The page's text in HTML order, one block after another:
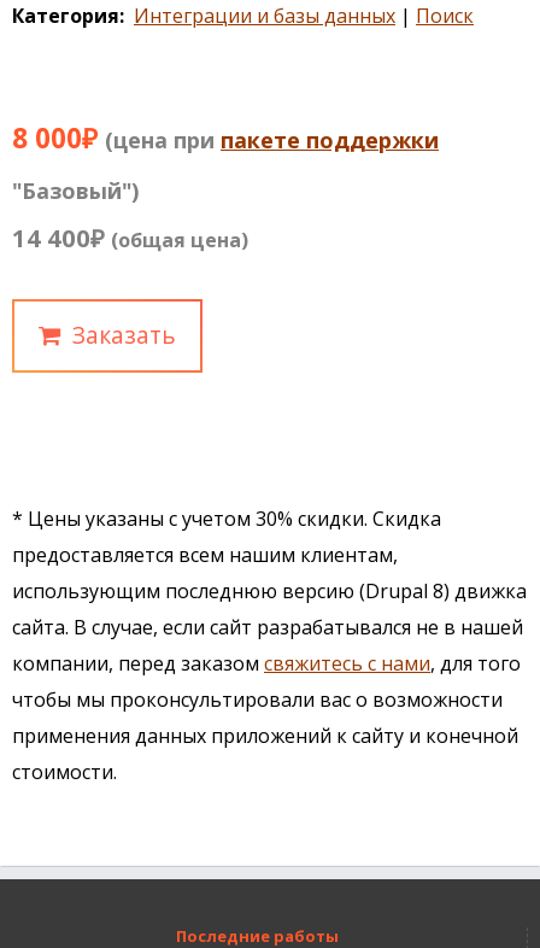
Категория Интеграции и базы данных Поиск
8 000₽ (цена при пакете поддержки
"Базовый")
14 400₽ (общая цена)
Заказать
* Цены указаны с учетом 30% скидки. Скидка
предоставляется всем нашим клиентам,
использующим последнюю версию (Drupal 8) движка
сайта. В случае, если сайт разрабатывался не в нашей
компании, перед заказом свяжитесь с нами, для того
чтобы мы проконсультировали вас о возможности
применения данных приложений к сайту и конечной
стоимости.
Последние работы